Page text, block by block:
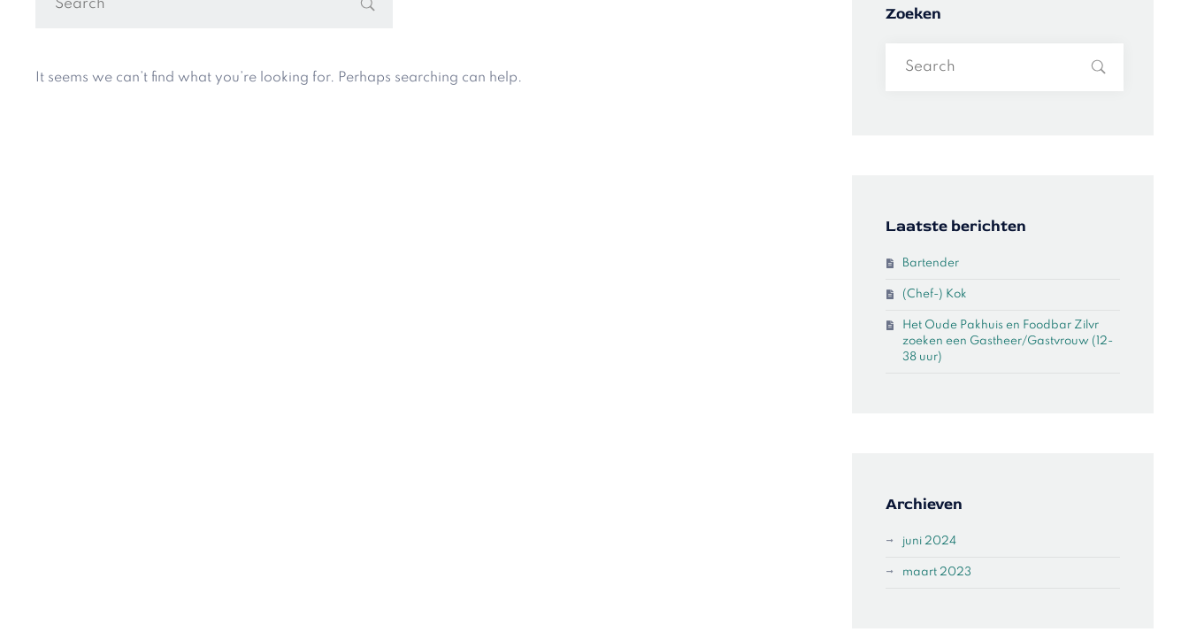
It seems we can’t find what you’re looking for. Perhaps searching can help.
Zoeken
Laatste berichten
Bartender
(Chef-) Kok
Het Oude Pakhuis en Foodbar Zilvr
zoeken een Gastheer/Gastvrouw (12-
38 uur)
Archieven
juni 2024
maart 2023